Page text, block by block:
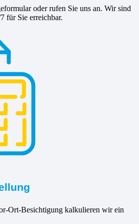
oder rufen Sie uns an. Wir sind
für Sie erreichbar.
Ort-Besichtigung kalkulieren wir ein